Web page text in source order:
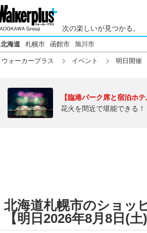
次の楽しいが見つかる。
北海道 札幌市 函館市 旭川市
ウォーカープラス イベント 明日開催
【臨港パーク席と宿泊ホ
花火を間近で堪能できる
北海道札幌市のショッ
【明日2026年8月8日(